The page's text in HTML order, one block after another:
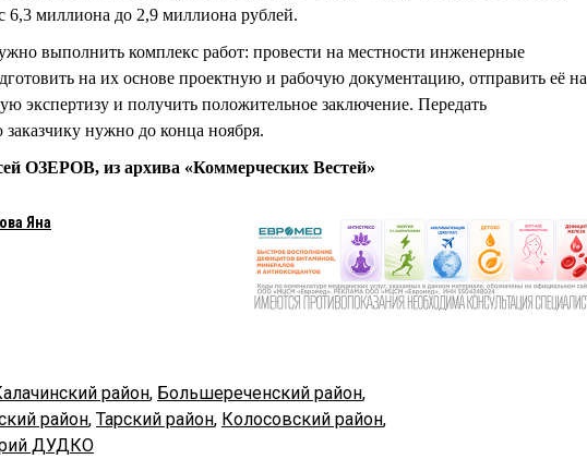
6,3 миллиона до 2,9 миллиона рублей.
выполнить комплекс работ: провести на местности инженерные
на их основе проектную и рабочую документацию, отправить её на
экспертизу и получить положительное заключение. Передать
нужно до конца ноября.
ОЗЕРОВ, из архива «Коммерческих Вестей»
Яна
район, Большереченский район,
район, Тарский район, Колосовский район,
ДУДКО